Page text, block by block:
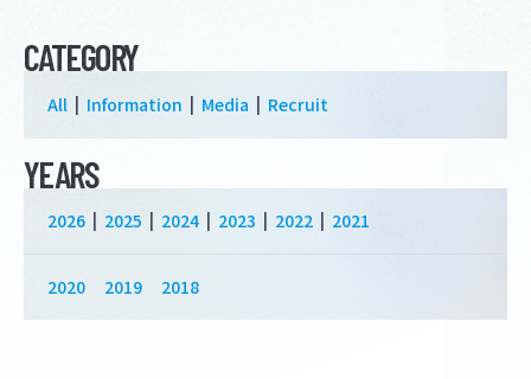
CATEGORY
All Information Media Recruit
YEARS
2026 2025 2024 2023 2022 2021
2020 2019 2018